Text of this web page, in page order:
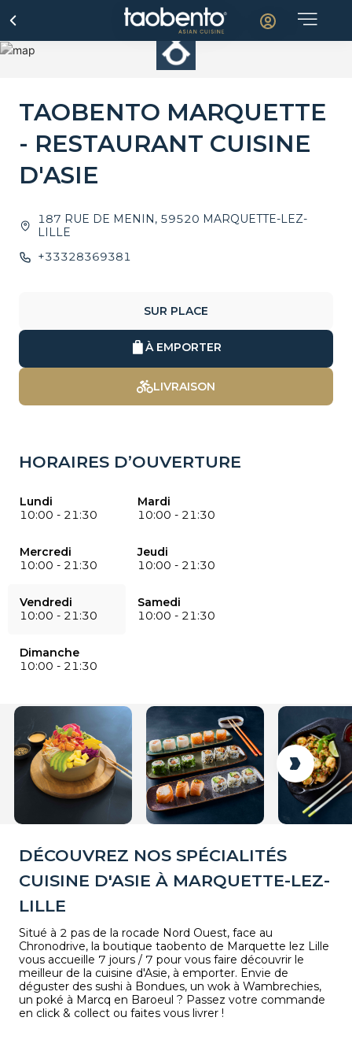
TAOBENTO MARQUETTE
- RESTAURANT CUISINE
D'ASIE
187 RUE DE MENIN, 59520 MARQUETTE-LEZ-
LILLE
+33328369381
SUR PLACE
À EMPORTER
LIVRAISON
HORAIRES D’OUVERTURE
Lundi
10:00 - 21:30
Mardi
10:00 - 21:30
Mercredi
10:00 - 21:30
Jeudi
10:00 - 21:30
Vendredi
10:00 - 21:30
Samedi
10:00 - 21:30
Dimanche
10:00 - 21:30
DÉCOUVREZ NOS SPÉCIALITÉS
CUISINE D'ASIE À MARQUETTE-LEZ-
LILLE
Situé à 2 pas de la rocade Nord Ouest, face au
Chronodrive, la boutique taobento de Marquette lez Lille
vous accueille 7 jours / 7 pour vous faire découvrir le
meilleur de la cuisine d'Asie, à emporter. Envie de
déguster des sushi à Bondues, un wok à Wambrechies,
un poké à Marcq en Baroeul ? Passez votre commande
en click & collect ou faites vous livrer !